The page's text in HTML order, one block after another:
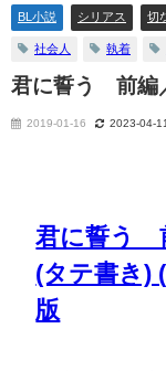
BL小説 シリアス 切
社会人 執着
君に誓う 前編
2019-01-16 2023-04-11
君に誓う
(タテ書き)
版